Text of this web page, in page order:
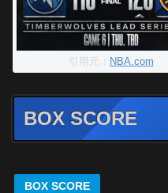
引用元： NBA.com
BOX SCORE
BOX SCORE